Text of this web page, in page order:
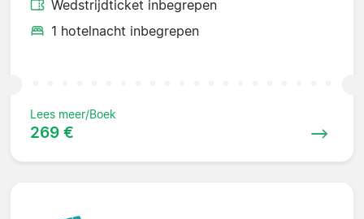
Wedstrijdticket inbegrepen
1 hotelnacht inbegrepen
Lees meer/Boek
269 €